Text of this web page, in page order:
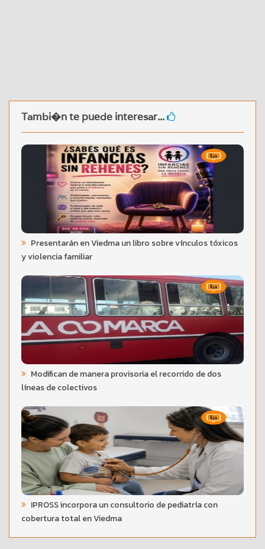
Tambi�n te puede interesar...
Presentarán en Viedma un libro sobre vínculos tóxicos
y violencia familiar
Modifican de manera provisoria el recorrido de dos
líneas de colectivos
IPROSS incorpora un consultorio de pediatría con
cobertura total en Viedma